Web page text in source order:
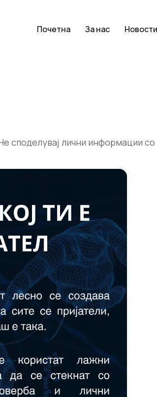
Почетна За нас Новости
споделувај лични информации